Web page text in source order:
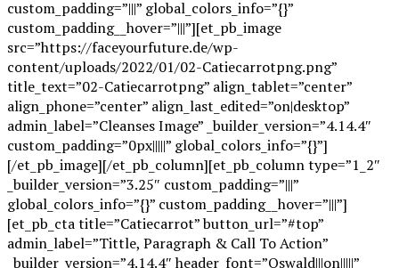
custom_padding=”|||” global_colors_info=”{}”
custom_padding__hover=”|||”][et_pb_image
src=”https://faceyourfuture.de/wp-
content/uploads/2022/01/02-Catiecarrotpng.png”
title_text=”02-Catiecarrotpng” align_tablet=”center”
align_phone=”center” align_last_edited=”on|desktop”
admin_label=”Cleanses Image” _builder_version=”4.14.4″
custom_padding=”0px|||||” global_colors_info=”{}”]
[/et_pb_image][/et_pb_column][et_pb_column type=”1_2″
_builder_version=”3.25″ custom_padding=”|||”
global_colors_info=”{}” custom_padding__hover=”|||”]
[et_pb_cta title=”Catiecarrot” button_url=”#top”
admin_label=”Tittle, Paragraph & Call To Action”
_builder_version=”4.14.4″ header_font=”Oswald|||on|||||”